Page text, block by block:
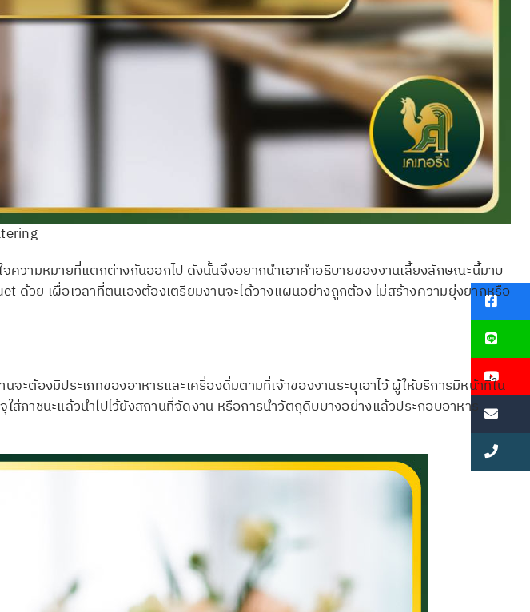
ความหมายที่แตกต่างกันออกไป ดังนั้นจึงอยากนำเอาคำอธิบายของงานเลี้ยงลักษณะนี้มาบ
ด้วย เผื่อเวลาที่ตนเองต้องเตรียมงานจะได้วางแผนอย่างถูกต้อง ไม่สร้างความยุ่งยากหรือ
ต้องมีประเภทของอาหารและเครื่องดื่มตามที่เจ้าของงานระบุเอาไว้ ผู้ให้บริการมีหน้าที่ใน
ภาชนะแล้วนำไปไว้ยังสถานที่จัดงาน หรือการนำวัตถุดิบบางอย่างแล้วประกอบอาหาร